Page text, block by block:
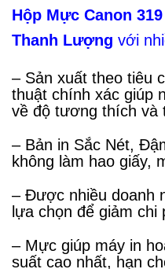
Hộp Mực Canon 319
Thanh Lượng với
– Sản xuất theo tiêu
thuật chính xác giúp
về độ tương thích và
– Bản in Sắc Nét,
không làm hao giấy,
– Được nhiều doanh
lựa chọn để giảm chi
– Mực giúp máy in
suất cao nhất, hạn